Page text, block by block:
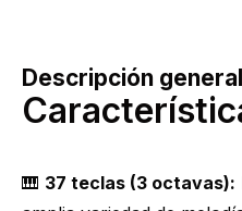
Descripción general
🎹 37 teclas (3 octavas):